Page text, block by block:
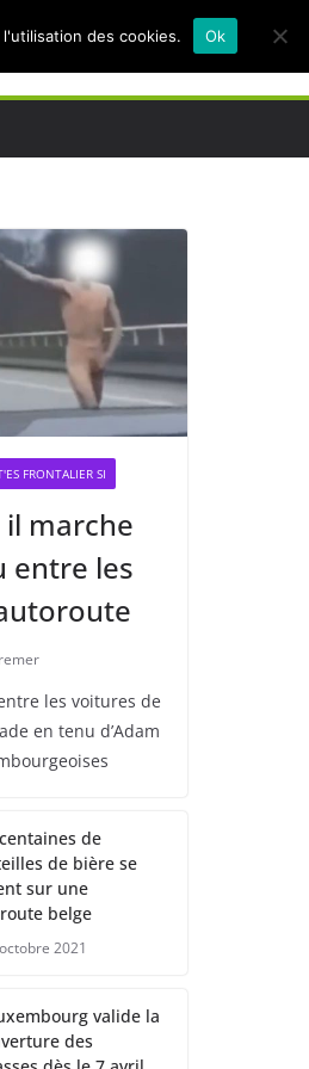
FRONTALIER SI
marche
entre les
les voitures de
en tenu d’Adam
de
de bière se
sur une
belge
2021
valide la
des
des cookies. Ok